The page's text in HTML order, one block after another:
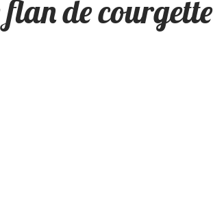
flan de courgette